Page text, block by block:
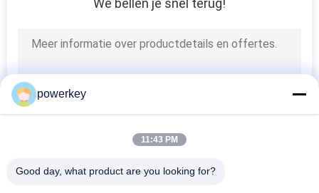
elektrische
aromaverspreider
powerkey
11:43 PM
Good day, what product are you looking for?